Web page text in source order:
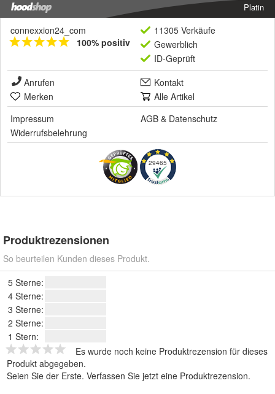
Platin
connexxion24_com
100% positiv
11305 Verkäufe
Gewerblich
ID-Geprüft
Anrufen
Kontakt
Merken
Alle Artikel
Impressum
AGB & Datenschutz
Widerrufsbelehrung
29465
Produktrezensionen
So beurteilen Kunden dieses Produkt.
5 Sterne:
4 Sterne:
3 Sterne:
2 Sterne:
1 Stern:
Es wurde noch keine Produktrezension für dieses
Produkt abgegeben.
Seien Sie der Erste. Verfassen Sie jetzt eine Produktrezension.